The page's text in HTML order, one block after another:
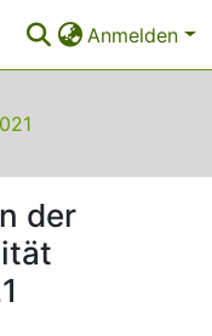
Anmelden
der